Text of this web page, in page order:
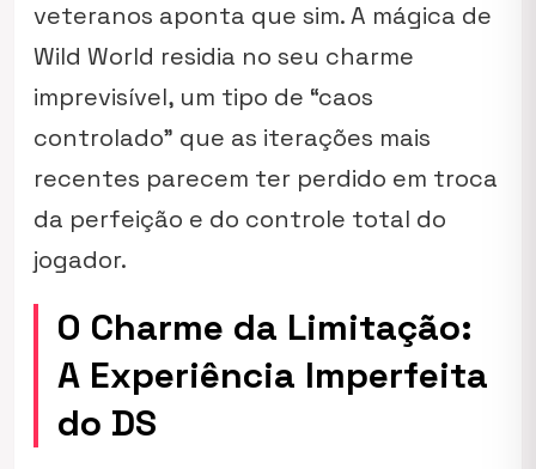
veteranos aponta que sim. A mágica de
Wild World residia no seu charme
imprevisível, um tipo de “caos
controlado” que as iterações mais
recentes parecem ter perdido em troca
da perfeição e do controle total do
jogador.
O Charme da Limitação:
A Experiência Imperfeita
do DS